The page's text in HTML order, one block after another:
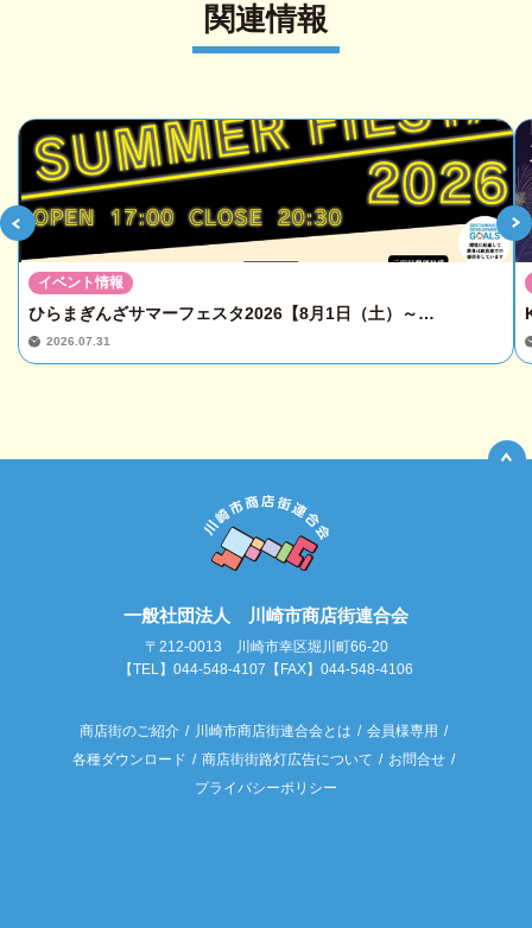
関連情報
ひらまぎんざサマーフェスタ2026【8月1日（土）～…
2026.07.31
イベント情報
一般社団法人 川崎市商店街連合会
〒212-0013 川崎市幸区堀川町66-20
【TEL】044-548-4107【FAX】044-548-4106
商店街のご紹介 川崎市商店街連合会とは
会員様専用
各種ダウンロード
商店街街路灯広告について
お問合せ
プライバシーポリシー